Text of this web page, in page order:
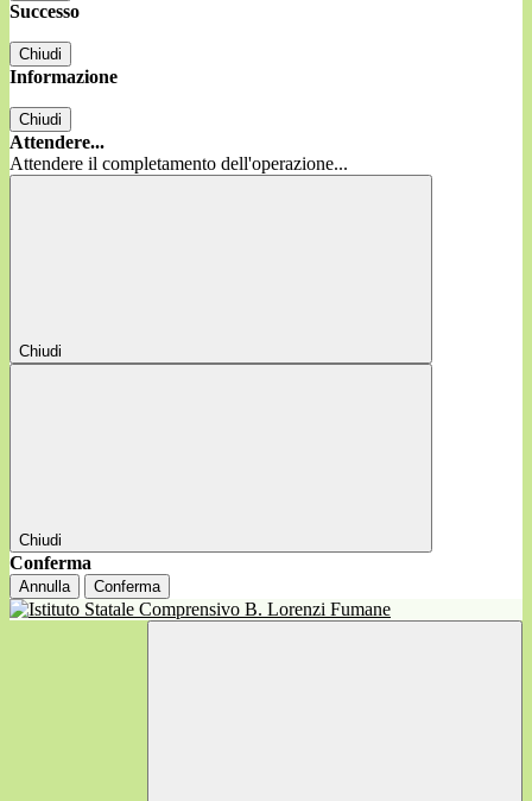
Successo
Chiudi
Informazione
Chiudi
Attendere...
Attendere il completamento dell'operazione...
Chiudi
Chiudi
Conferma
Annulla Conferma